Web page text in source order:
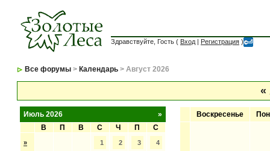
Здравствуйте, Гость ( Вход | Регистрация )
Все форумы > Календарь > Август 2026
«
»
Июль 2026
В
П В С Ч П С
» 1 2 3 4
Воскресенье